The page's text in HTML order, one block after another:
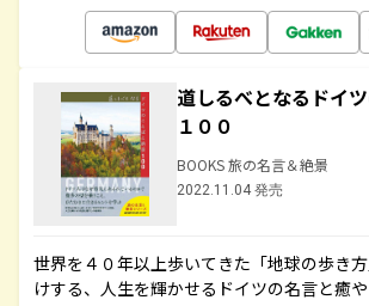
道しるべとなるドイ
１００
BOOKS 旅の名言＆絶景
2022.11.04 発売
世界を４０年以上歩いてきた「地球の歩き
けする、人生を輝かせるドイツの名言と癒